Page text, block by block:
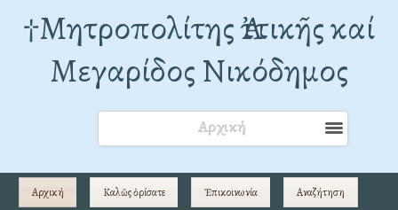
†Mητροπολίτης Ἀττικῆς καί
Μεγαρίδος Νικόδημος
Αρχική
Αρχική Καλῶς ὁρίσατε Ἐπικοινωνία Αναζήτηση